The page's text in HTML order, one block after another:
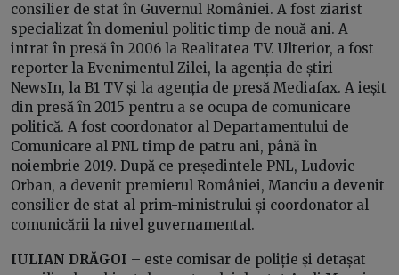
consilier de stat în Guvernul României. A fost ziarist
specializat în domeniul politic timp de nouă ani. A
intrat în presă în 2006 la Realitatea TV. Ulterior, a fost
reporter la Evenimentul Zilei, la agenția de știri
NewsIn, la B1 TV și la agenția de presă Mediafax. A ieșit
din presă în 2015 pentru a se ocupa de comunicare
politică. A fost coordonator al Departamentului de
Comunicare al PNL timp de patru ani, până în
noiembrie 2019. După ce președintele PNL, Ludovic
Orban, a devenit premierul României, Manciu a devenit
consilier de stat al prim-ministrului și coordonator al
comunicării la nivel guvernamental.
IULIAN DRĂGOI – este comisar de poliție și detașat